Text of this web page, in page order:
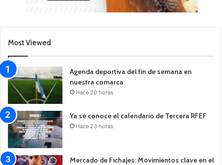
Most Viewed
Agenda deportiva del fin de semana en
nuestra comarca
Hace 20 horas
Ya se conoce el calendario de Tercera RFEF
Hace 23 horas
Mercado de Fichajes: Movimientos clave en el